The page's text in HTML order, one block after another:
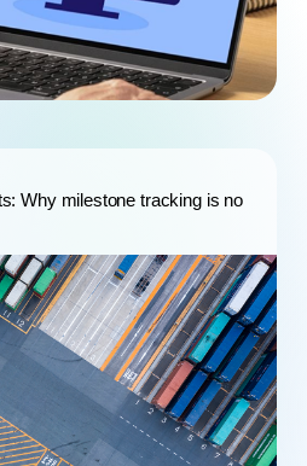
Why milestone tracking is no